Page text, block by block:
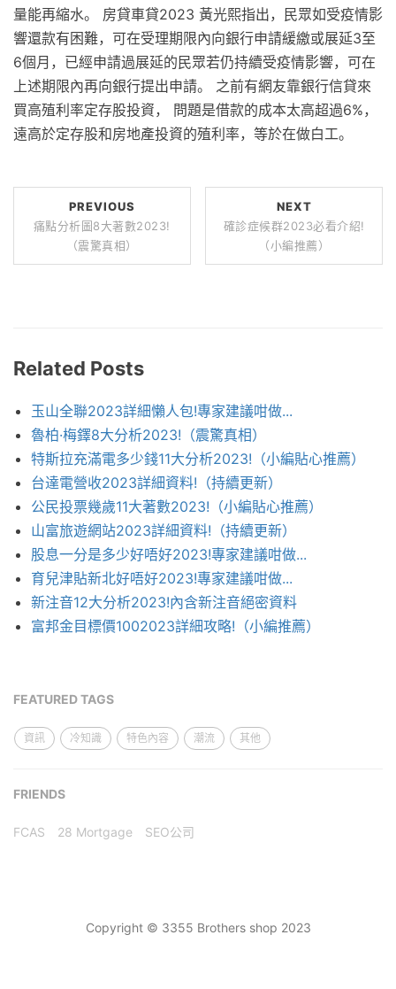
量能再縮水。 房貸車貸2023 黃光熙指出，民眾如受疫情影
響還款有困難，可在受理期限內向銀行申請緩繳或展延3至
6個月，已經申請過展延的民眾若仍持續受疫情影響，可在
上述期限內再向銀行提出申請。 之前有網友靠銀行信貸來
買高殖利率定存股投資， 問題是借款的成本太高超過6%，
遠高於定存股和房地產投資的殖利率，等於在做白工。
PREVIOUS
痛點分析圖8大著數2023!
（震驚真相）
NEXT
確診症候群2023必看介紹!
（小編推薦）
Related Posts
玉山全聯2023詳細懶人包!專家建議咁做...
魯柏·梅鐸8大分析2023!（震驚真相）
特斯拉充滿電多少錢11大分析2023!（小編貼心推薦）
台達電營收2023詳細資料!（持續更新）
公民投票幾歲11大著數2023!（小編貼心推薦）
山富旅遊網站2023詳細資料!（持續更新）
股息一分是多少好唔好2023!專家建議咁做...
育兒津貼新北好唔好2023!專家建議咁做...
新注音12大分析2023!內含新注音絕密資料
富邦金目標價1002023詳細攻略!（小編推薦）
FEATURED TAGS
資訊 冷知識 特色內容 潮流 其他
FRIENDS
FCAS 28 Mortgage SEO公司
Copyright © 3355 Brothers shop 2023